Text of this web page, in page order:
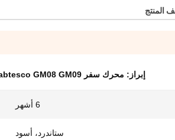
المنتج
إبراز: محرك سفر nabtesco GM08 GM09
6 أشهر
ستاندرد، أسود